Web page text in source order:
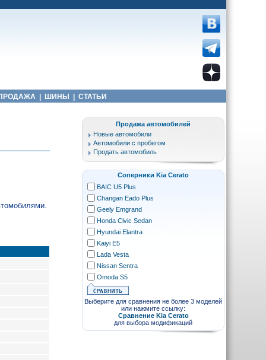
ШИНЫ СТАТЬИ
Продажа автомобилей
Новые автомобили
Автомобили с пробегом
Продать автомобиль
Соперники Kia Cerato
BAIC U5 Plus
Changan Eado Plus
Geely Emgrand
Honda Civic Sedan
Hyundai Elantra
Kaiyi E5
Lada Vesta
Nissan Sentra
Omoda S5
Выберите для сравнения не более 3 моделей
или нажмите ссылку:
Сравнение Kia Cerato
для выбора модификаций